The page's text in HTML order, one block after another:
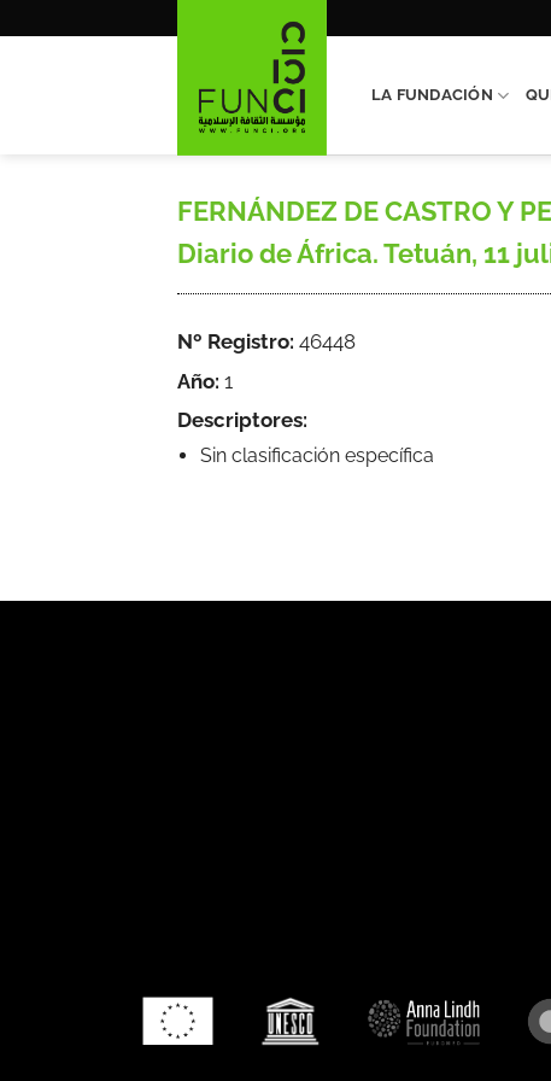
LA FUNDACIÓN
FERNÁNDEZ DE CASTRO Y
Diario de África. Tetuán, 11
Nº Registro: 46448
Año: 1
Descriptores:
Sin clasificación específica